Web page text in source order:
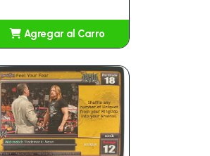
Agregar al Carro